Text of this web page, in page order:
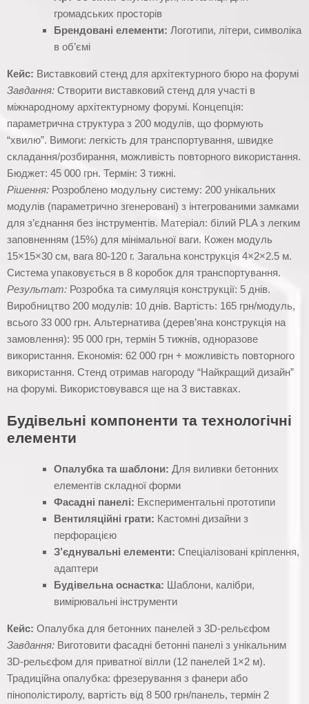
громадських просторів
Брендовані елементи: Логотипи, літери, символіка
в об’ємі
Кейс: Виставковий стенд для архітектурного бюро на форумі
Завдання: Створити виставковий стенд для участі в
міжнародному архітектурному форумі. Концепція:
параметрична структура з 200 модулів, що формують
“хвилю”. Вимоги: легкість для транспортування, швидке
складання/розбирання, можливість повторного використання.
Бюджет: 45 000 грн. Термін: 3 тижні.
Рішення: Розроблено модульну систему: 200 унікальних
модулів (параметрично згенеровані) з інтегрованими замками
для з’єднання без інструментів. Матеріал: білий PLA з легким
заповненням (15%) для мінімальної ваги. Кожен модуль
15×15×30 см, вага 80-120 г. Загальна конструкція 4×2×2.5 м.
Система упаковується в 8 коробок для транспортування.
Результат: Розробка та симуляція конструкції: 5 днів.
Виробництво 200 модулів: 10 днів. Вартість: 165 грн/модуль,
всього 33 000 грн. Альтернатива (дерев’яна конструкція на
замовлення): 95 000 грн, термін 5 тижнів, одноразове
використання. Економія: 62 000 грн + можливість повторного
використання. Стенд отримав нагороду “Найкращий дизайн”
на форумі. Використовувався ще на 3 виставках.
Будівельні компоненти та технологічні
елементи
Опалубка та шаблони: Для виливки бетонних
елементів складної форми
Фасадні панелі: Експериментальні прототипи
Вентиляційні грати: Кастомні дизайни з
перфорацією
З’єднувальні елементи: Спеціалізовані кріплення,
адаптери
Будівельна оснастка: Шаблони, калібри,
вимірювальні інструменти
Кейс: Опалубка для бетонних панелей з 3D-рельєфом
Завдання: Виготовити фасадні бетонні панелі з унікальним
3D-рельєфом для приватної вілли (12 панелей 1×2 м).
Традиційна опалубка: фрезерування з фанери або
пінополістиролу, вартість від 8 500 грн/панель, термін 2